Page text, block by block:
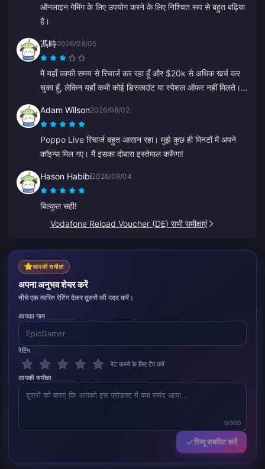
ऑनलाइन गेमिंग के लिए उपयोग करने के लिए निश्चित रूप से बहुत बढ़िया
है।
馮時2026/08/05
मैं यहाँ काफी समय से रिचार्ज कर रहा हूँ और $20k से अधिक खर्च कर
चुका हूँ, लेकिन यहाँ कभी कोई डिस्काउंट या स्पेशल ऑफर नहीं मिलते।
रिवॉर्ड न देखना निराशाजनक है।
Adam Wilson2026/08/02
Poppo Live रिचार्ज बहुत आसान रहा। मुझे कुछ ही मिनटों में अपने
कॉइन्स मिल गए। मैं इसका दोबारा इस्तेमाल करूँगा!
Hason Habibi2026/08/04
बिल्कुल सही!
Vodafone Reload Voucher (DE) सभी समीक्षाएं
आपकी समीक्षा
अपना अनुभव शेयर करें
नीचे एक त्वरित रेटिंग देकर दूसरों की मदद करें।
आपका नाम
रेटिंग
रेट करने के लिए टैप करें
आपकी समीक्षा
0/500
रिव्यू सबमिट करें